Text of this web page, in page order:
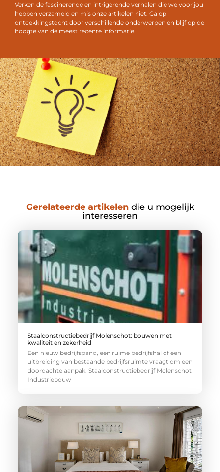
Verken de fascinerende en intrigerende verhalen die we voor jou
hebben verzameld en mis onze artikelen niet. Ga op
ontdekkingstocht door verschillende onderwerpen en blijf op de
hoogte van de meest recente informatie.
Gerelateerde artikelendie u mogelijk
interesseren
Staalconstructiebedrijf Molenschot: bouwen met
kwaliteit en zekerheid
Een nieuw bedrijfspand, een ruime bedrijfshal of een
uitbreiding van bestaande bedrijfsruimte vraagt om een
doordachte aanpak. Staalconstructiebedrijf Molenschot
Industriebouw